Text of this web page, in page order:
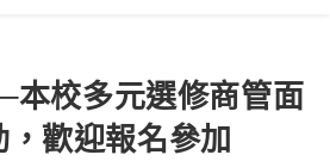
本校多元選修商管面
歡迎報名參加